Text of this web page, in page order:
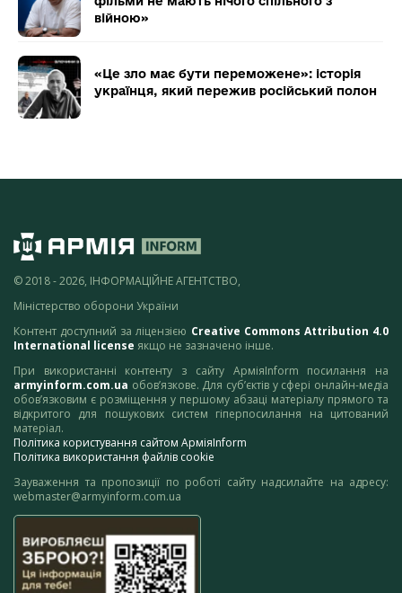
війною»
«Це зло має бути переможене»: історія
українця, який пережив російський полон
© 2018 - 2026, ІНФОРМАЦІЙНЕ АГЕНТСТВО,
Міністерство оборони України
Контент доступний за ліцензією Creative Commons Attribution 4.0
International license якщо не зазначено інше.
При використанні контенту з сайту АрміяInform посилання на
armyinform.com.ua обов’язкове. Для суб’єктів у сфері онлайн-медіа
обов’язковим є розміщення у першому абзаці матеріалу прямого та
відкритого для пошукових систем гіперпосилання на цитований
матеріал.
Політика користування сайтом АрміяInform
Політика використання файлів cookie
Зауваження та пропозиції по роботі сайту надсилайте на адресу:
webmaster@armyinform.com.ua